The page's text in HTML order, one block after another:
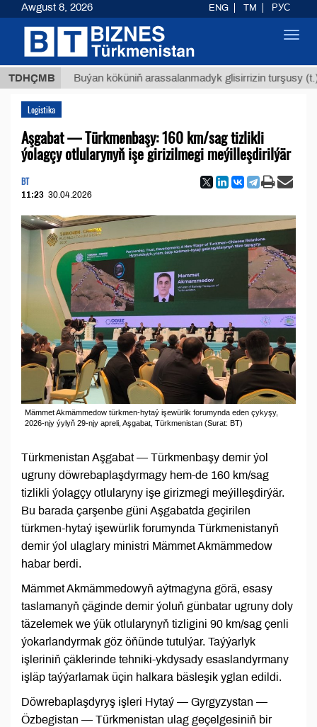
TDHÇMBBuýan köküniň arassalanmadyk glisirrizin turşusy (t.)
Logistika
Aşgabat — Türkmenbaşy: 160 km/sag tizlikli
ýolagçy otlularynyň işe girizilmegi meýilleşdirilýär
BT
11:23 30.04.2026
Mämmet Akmämmedow türkmen-hytaý işewürlik forumynda eden çykyşy,
2026-njy ýylyň 29-njy apreli, Aşgabat, Türkmenistan (Surat: BT)
Türkmenistan Aşgabat — Türkmenbaşy demir ýol
ugruny döwrebaplaşdyrmagy hem-de 160 km/sag
tizlikli ýolagçy otlularyny işe girizmegi meýilleşdirýär.
Bu barada çarşenbe güni Aşgabatda geçirilen
türkmen-hytaý işewürlik forumynda Türkmenistanyň
demir ýol ulaglary ministri Mämmet Akmämmedow
habar berdi.
Mämmet Akmämmedowyň aýtmagyna görä, esasy
taslamanyň çäginde demir ýoluň günbatar ugruny doly
täzelemek we ýük otlularynyň tizligini 90 km/sag çenli
ýokarlandyrmak göz öňünde tutulýar. Taýýarlyk
işleriniň çäklerinde tehniki-ykdysady esaslandyrmany
işläp taýýarlamak üçin halkara bäsleşik yglan edildi.
Döwrebaplaşdyryş işleri Hytaý — Gyrgyzystan —
Özbegistan — Türkmenistan ulag geçelgesiniň bir
Awgust 8, 2026 ENG TM РУС